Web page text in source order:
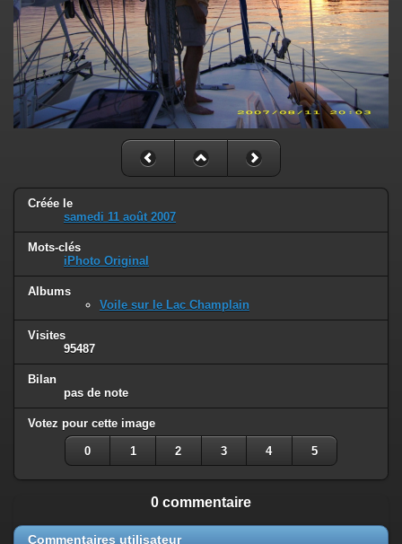
Créée le
samedi 11 août 2007
Mots-clés
iPhoto Original
Albums
Voile sur le Lac Champlain
Visites
95487
Bilan
pas de note
Votez pour cette image
0 1 2 3 4 5
0 commentaire
Commentaires utilisateur